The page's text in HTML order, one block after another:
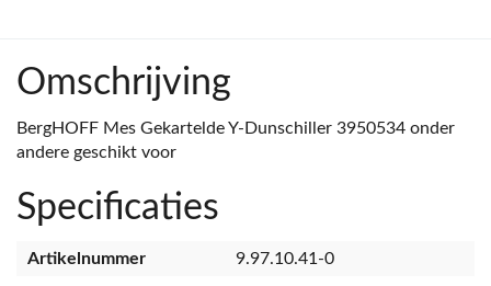
Omschrijving
BergHOFF Mes Gekartelde Y-Dunschiller 3950534 onder
andere geschikt voor
Specificaties
Artikelnummer
9.97.10.41-0